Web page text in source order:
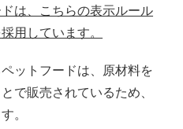
は、こちらの表示ルール
用しています。
ットフードは、原材料を
で販売されているため、
。